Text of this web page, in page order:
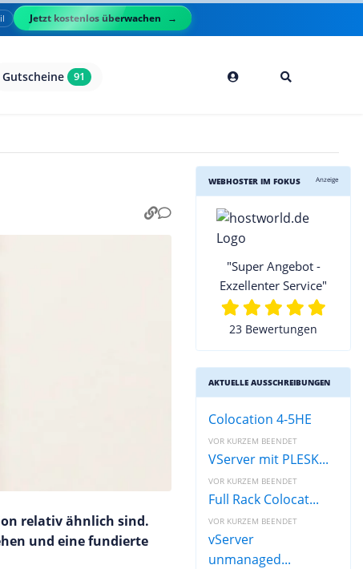
Jetzt kostenlos überwachen
Gutscheine 91
relativ ähnlich sind.
und eine fundierte
WEBHOSTER IM FOKUS Anzeige
"Super Angebot -
Exzellenter Service"
23 Bewertungen
AKTUELLE AUSSCHREIBUNGEN
Colocation 4-5HE
VOR KURZEM BEENDET
VServer mit PLESK...
VOR KURZEM BEENDET
Full Rack Colocat...
VOR KURZEM BEENDET
vServer
unmanaged...